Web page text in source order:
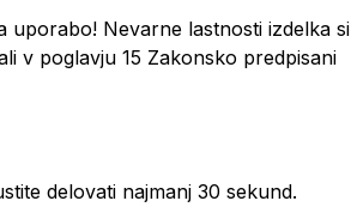
Nevarne lastnosti izdelka si
v poglavju 15 Zakonsko predpisani
delovati najmanj 30 sekund.